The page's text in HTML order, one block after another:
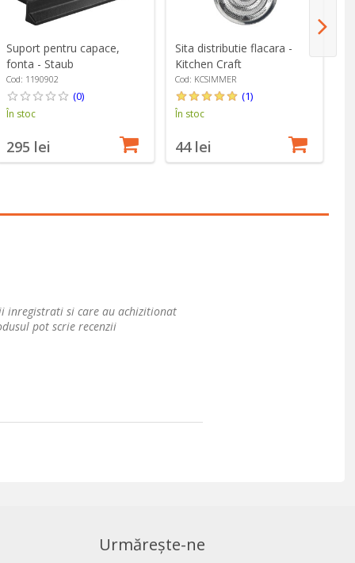
Suport pentru capace,
fonta - Staub
Cod: 1190902
(0)
În stoc
295 lei
Sita distributie flacara -
Kitchen Craft
Cod: KCSIMMER
(1)
În stoc
44 lei
inregistrati si care au achizitionat
pot scrie recenzii
Urmărește-ne